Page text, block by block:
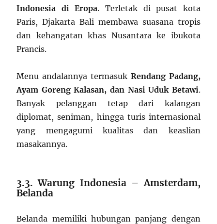
Indonesia di Eropa. Terletak di pusat kota
Paris, Djakarta Bali membawa suasana tropis
dan kehangatan khas Nusantara ke ibukota
Prancis.
Menu andalannya termasuk Rendang Padang,
Ayam Goreng Kalasan, dan Nasi Uduk Betawi.
Banyak pelanggan tetap dari kalangan
diplomat, seniman, hingga turis internasional
yang mengagumi kualitas dan keaslian
masakannya.
3.3. Warung Indonesia – Amsterdam,
Belanda
Belanda memiliki hubungan panjang dengan